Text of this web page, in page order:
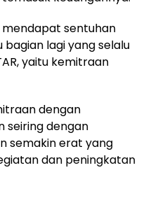
sentuhan
bagian lagi yang selalu
yaitu kemitraan
dengan
seiring dengan
semakin erat yang
dan peningkatan